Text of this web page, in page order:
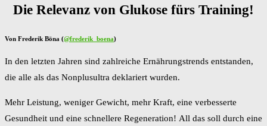
Die Relevanz von Glukose fürs Training!
Von Frederik Böna (@frederik_boena)
In den letzten Jahren sind zahlreiche Ernährungstrends entstanden,
die alle als das Nonplusultra deklariert wurden.
Mehr Leistung, weniger Gewicht, mehr Kraft, eine verbesserte
Gesundheit und eine schnellere Regeneration! All das soll durch eine